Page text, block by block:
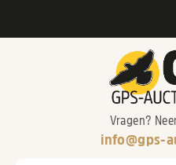
Vragen?
info@gps-